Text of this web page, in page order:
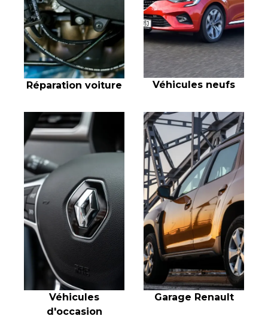
Réparation voiture Véhicules neufs
Véhicules
d'occasion
Garage Renault